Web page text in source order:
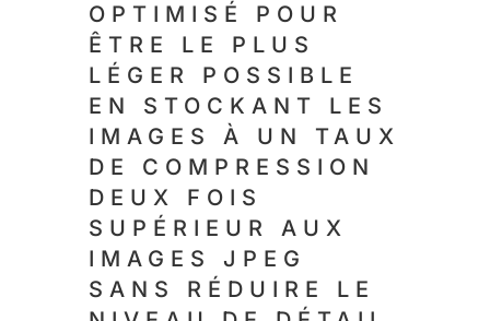
OPTIMISÉ POUR
ÊTRE LE PLUS
LÉGER POSSIBLE
EN STOCKANT LES
IMAGES À UN TAUX
DE COMPRESSION
DEUX FOIS
SUPÉRIEUR AUX
IMAGES JPEG
SANS RÉDUIRE LE